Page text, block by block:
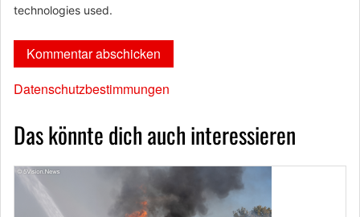
technologies used.
Datenschutzbestimmungen
Das könnte dich auch interessieren